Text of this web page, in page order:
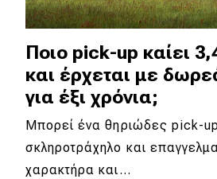
Ποιο pick-up καίει
και έρχεται με
για έξι χρόνια;
Μπορεί ένα θηριώδες pick-up
σκληροτράχηλο και
χαρακτήρα και…